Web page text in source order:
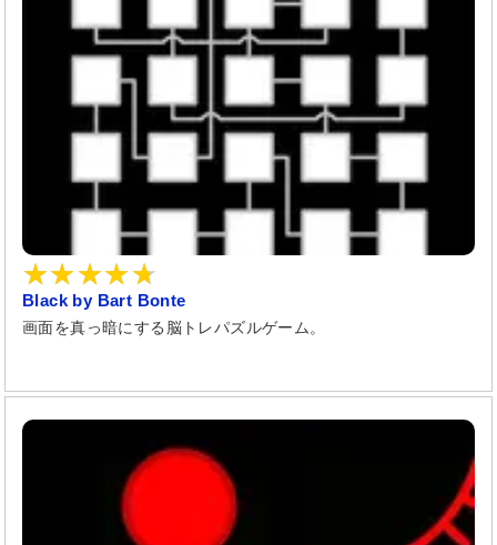
Black by Bart Bonte
画面を真っ暗にする脳トレパズルゲーム。